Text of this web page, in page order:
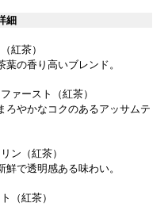
細
紅茶）
の香り高いブレンド。
ァースト（紅茶）
ろやかなコクのあるアッサムテ
ン（紅茶）
で透明感ある味わい。
（紅茶）